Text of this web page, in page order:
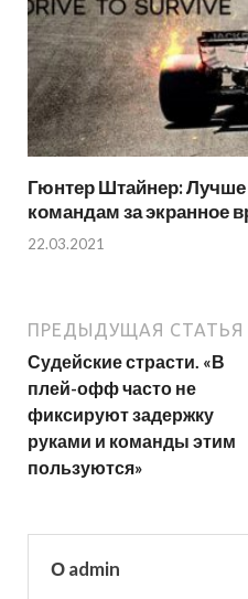
Гюнтер Штайнер:
командам за экранное
22.03.2021
ПРЕДЫДУЩАЯ СТАТЬЯ
Судейские страсти. «В
плей-офф часто не
фиксируют задержку
руками и команды этим
пользуются»
О admin